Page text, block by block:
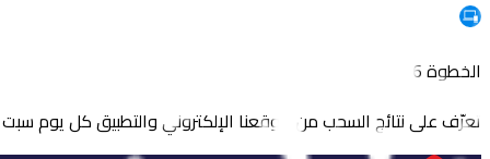
الخطوة 6
تعرّف على نتائج السحب من موقعنا الإلكتروني والتطبيق كل يوم سبت الساعة 9 مساءً